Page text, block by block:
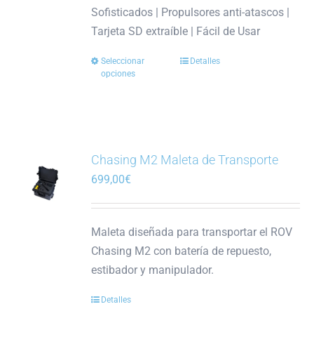
Sofisticados | Propulsores anti-atascos |
Tarjeta SD extraíble | Fácil de Usar
Seleccionar
opciones
Este
Las
elegir
en
la
Detalles
Chasing M2 Maleta de Transporte
699,00€
Maleta diseñada para transportar el ROV
Chasing M2 con batería de repuesto,
estibador y manipulador.
Detalles